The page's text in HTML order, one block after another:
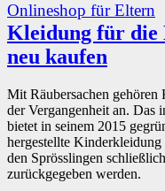
Onlineshop für Eltern
Kleidung für die
neu kaufen
Mit Räubersachen gehören
der Vergangenheit an. Das
bietet in seinem 2015
hergestellte
den Sprösslingen
zurückgegeben werden.